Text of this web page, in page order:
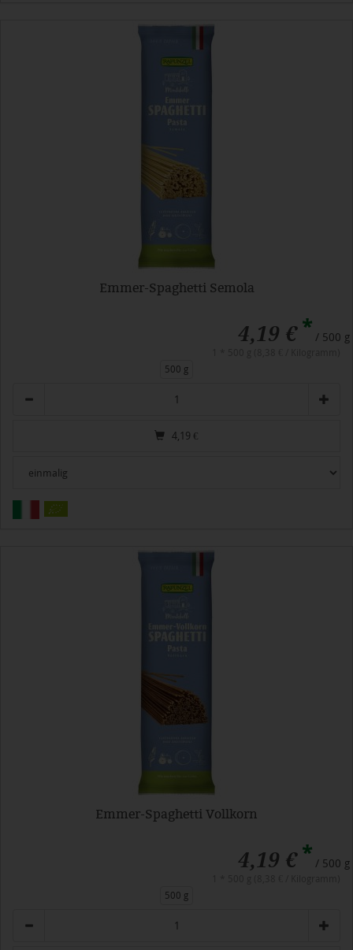
Emmer-Spaghetti Semola
4,19 €* / 500 g
500 g
4,19 €
Emmer-Spaghetti Vollkorn
4,19 €* / 500 g
500 g